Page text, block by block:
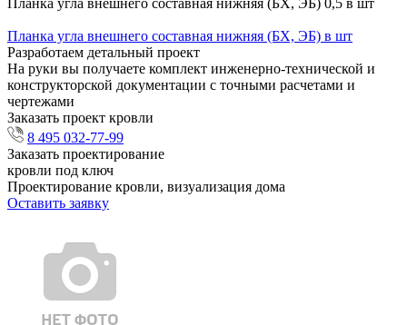
Планка угла внешнего составная нижняя (БХ, ЭБ) в шт
Разработаем детальный проект
На руки вы получаете комплект инженерно-технической и
конструкторской документации с точными расчетами и
чертежами
Заказать проект кровли
8 495 032-77-99
Заказать проектирование
кровли под ключ
Проектирование кровли, визуализация дома
Оставить заявку